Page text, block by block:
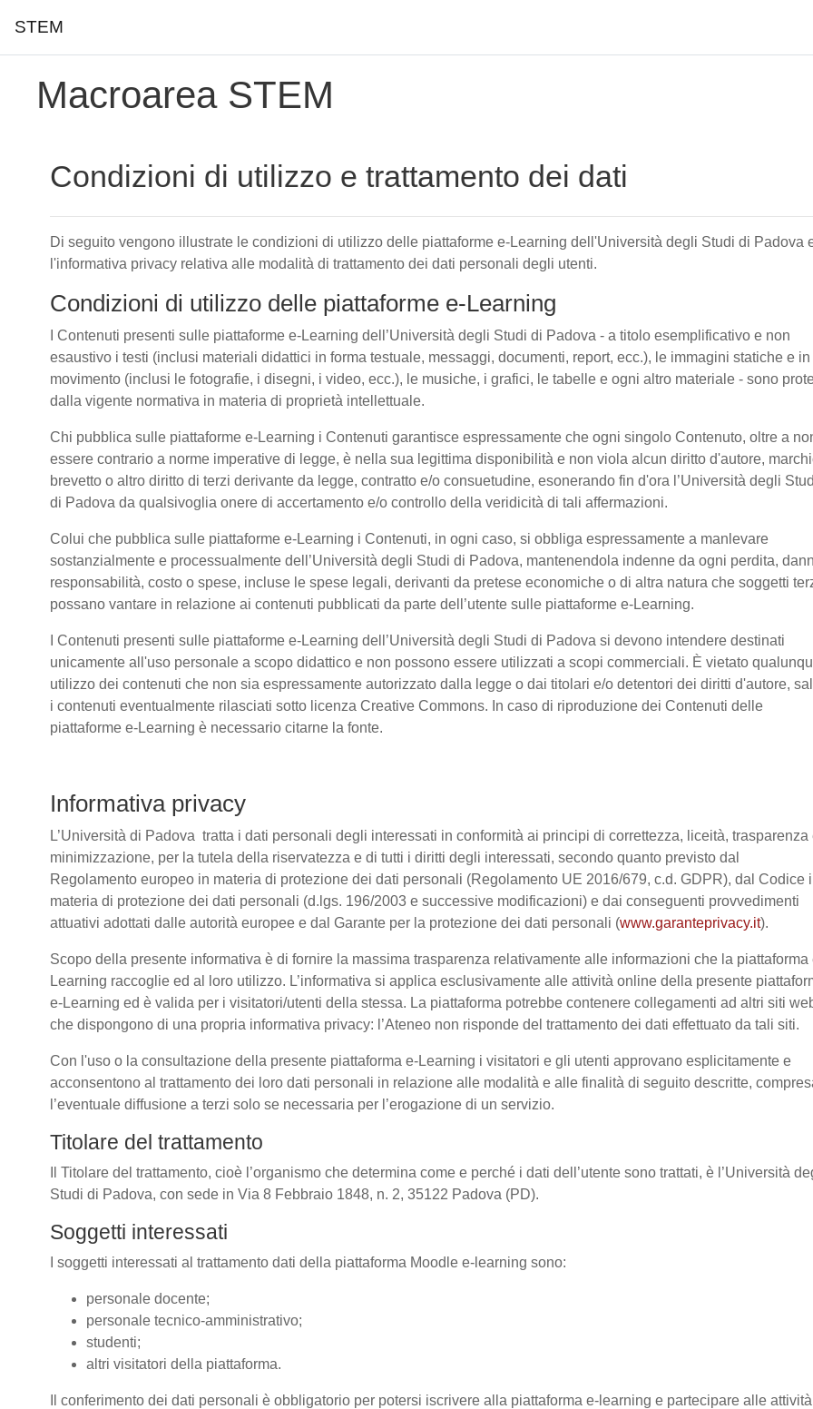
STEM
Macroarea STEM
Condizioni di utilizzo e trattamento dei dati
Di seguito vengono illustrate le condizioni di utilizzo delle piattaforme e-Learning dell'Università degli Studi di Padova
l'informativa privacy relativa alle modalità di trattamento dei dati personali degli utenti.
Condizioni di utilizzo delle piattaforme e-Learning
I Contenuti presenti sulle piattaforme e-Learning dell’Università degli Studi di Padova - a titolo esemplificativo e non
esaustivo i testi (inclusi materiali didattici in forma testuale, messaggi, documenti, report, ecc.), le immagini statiche e in
movimento (inclusi le fotografie, i disegni, i video, ecc.), le musiche, i grafici, le tabelle e ogni altro materiale - sono
dalla vigente normativa in materia di proprietà intellettuale.
Chi pubblica sulle piattaforme e-Learning i Contenuti garantisce espressamente che ogni singolo Contenuto, oltre a
essere contrario a norme imperative di legge, è nella sua legittima disponibilità e non viola alcun diritto d'autore,
brevetto o altro diritto di terzi derivante da legge, contratto e/o consuetudine, esonerando fin d'ora l’Università degli
di Padova da qualsivoglia onere di accertamento e/o controllo della veridicità di tali affermazioni.
Colui che pubblica sulle piattaforme e-Learning i Contenuti, in ogni caso, si obbliga espressamente a manlevare
sostanzialmente e processualmente dell’Università degli Studi di Padova, mantenendola indenne da ogni perdita,
responsabilità, costo o spese, incluse le spese legali, derivanti da pretese economiche o di altra natura che soggetti
possano vantare in relazione ai contenuti pubblicati da parte dell’utente sulle piattaforme e-Learning.
I Contenuti presenti sulle piattaforme e-Learning dell’Università degli Studi di Padova si devono intendere destinati
unicamente all'uso personale a scopo didattico e non possono essere utilizzati a scopi commerciali. È vietato
utilizzo dei contenuti che non sia espressamente autorizzato dalla legge o dai titolari e/o detentori dei diritti d'autore,
i contenuti eventualmente rilasciati sotto licenza Creative Commons. In caso di riproduzione dei Contenuti delle
piattaforme e-Learning è necessario citarne la fonte.
Informativa privacy
L’Università di Padova tratta i dati personali degli interessati in conformità ai principi di correttezza, liceità, trasparenza
minimizzazione, per la tutela della riservatezza e di tutti i diritti degli interessati, secondo quanto previsto dal
Regolamento europeo in materia di protezione dei dati personali (Regolamento UE 2016/679, c.d. GDPR), dal Codice
materia di protezione dei dati personali (d.lgs. 196/2003 e successive modificazioni) e dai conseguenti provvedimenti
attuativi adottati dalle autorità europee e dal Garante per la protezione dei dati personali (www.garanteprivacy.it).
Scopo della presente informativa è di fornire la massima trasparenza relativamente alle informazioni che la piattaforma
Learning raccoglie ed al loro utilizzo. L’informativa si applica esclusivamente alle attività online della presente
e-Learning ed è valida per i visitatori/utenti della stessa. La piattaforma potrebbe contenere collegamenti ad altri siti
che dispongono di una propria informativa privacy: l’Ateneo non risponde del trattamento dei dati effettuato da tali siti.
Con l'uso o la consultazione della presente piattaforma e-Learning i visitatori e gli utenti approvano esplicitamente e
acconsentono al trattamento dei loro dati personali in relazione alle modalità e alle finalità di seguito descritte,
l’eventuale diffusione a terzi solo se necessaria per l’erogazione di un servizio.
Titolare del trattamento
Il Titolare del trattamento, cioè l’organismo che determina come e perché i dati dell’utente sono trattati, è l’Università
Studi di Padova, con sede in Via 8 Febbraio 1848, n. 2, 35122 Padova (PD).
Soggetti interessati
I soggetti interessati al trattamento dati della piattaforma Moodle e-learning sono:
personale docente;
personale tecnico-amministrativo;
studenti;
altri visitatori della piattaforma.
Il conferimento dei dati personali è obbligatorio per potersi iscrivere alla piattaforma e-learning e partecipare alle